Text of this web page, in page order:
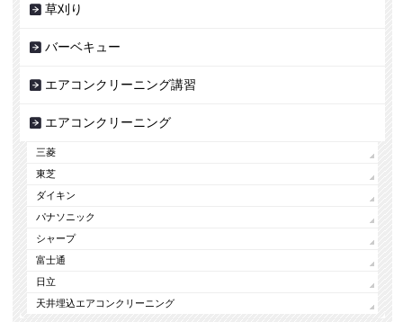
草刈り
バーベキュー
エアコンクリーニング講習
エアコンクリーニング
三菱
東芝
ダイキン
パナソニック
シャープ
富士通
日立
天井埋込エアコンクリーニング